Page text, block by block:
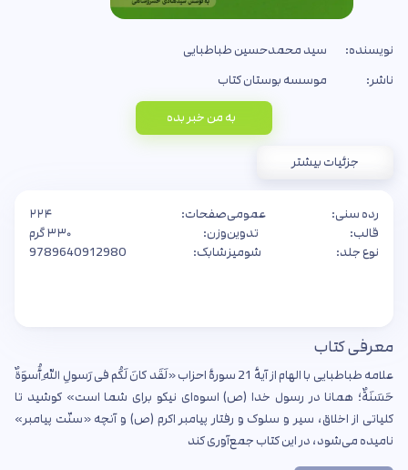
نویسنده:
سید محمدحسین طباطبایی
ناشر:
موسسه بوستان کتاب
به من خبر بده
جزئیات بیشتر
رده سنی:
عمومی
قالب:
تدوین
نوع جلد:
شومیز
صفحات:
۲۲۴
وزن:
۳۳۰ گرم
شابک:
9789640912980
معرفی کتاب
علامه طباطبایی با الهام از آیۀ 21 سورۀ احزاب «لَقَد کانَ لَکُم فی رَسولِ اللهِ أُسوَةٌ
حَسَنَةٌ؛ همانا در رسول خدا (ص) اسوه‌ای نیکو برای شما است» کوشید تا
کلیاتی از اخلاق، سیر و سلوک و رفتار پیامبر اکرم (ص) و آنچه «سنّت پیامبر»
نامیده می‌شود، در این کتاب جمع‏‌آوری کند